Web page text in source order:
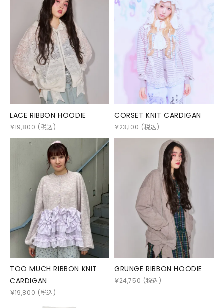
LACE RIBBON HOODIE
￥19,800 (税込)
CORSET KNIT CARDIGAN
￥23,100 (税込)
TOO MUCH RIBBON KNIT
CARDIGAN
￥19,800 (税込)
GRUNGE RIBBON HOODIE
￥24,750 (税込)